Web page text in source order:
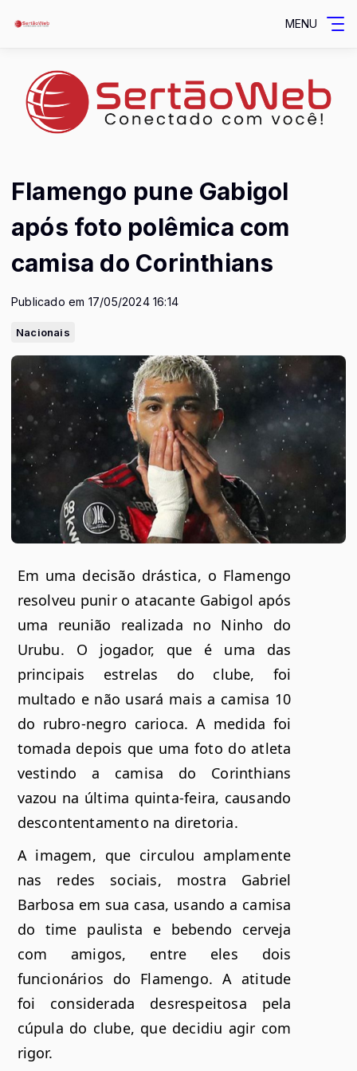
MENU
Flamengo pune Gabigol
após foto polêmica com
camisa do Corinthians
Publicado em 17/05/2024 16:14
Nacionais
Em uma decisão drástica, o Flamengo
resolveu punir o atacante Gabigol após
uma reunião realizada no Ninho do
Urubu. O jogador, que é uma das
principais estrelas do clube, foi
multado e não usará mais a camisa 10
do rubro-negro carioca. A medida foi
tomada depois que uma foto do atleta
vestindo a camisa do Corinthians
vazou na última quinta-feira, causando
descontentamento na diretoria.
A imagem, que circulou amplamente
nas redes sociais, mostra Gabriel
Barbosa em sua casa, usando a camisa
do time paulista e bebendo cerveja
com amigos, entre eles dois
funcionários do Flamengo. A atitude
foi considerada desrespeitosa pela
cúpula do clube, que decidiu agir com
rigor.